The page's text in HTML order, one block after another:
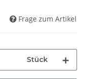
Frage zum Artikel
Stück